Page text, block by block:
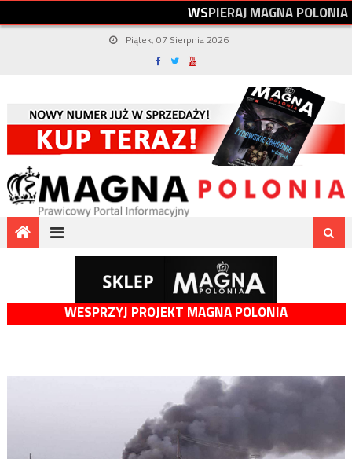
WSPIERAJMAGNAPOLONIA
Piątek, 07 Sierpnia 2026
WESPRZYJ PROJEKT MAGNA POLONIA